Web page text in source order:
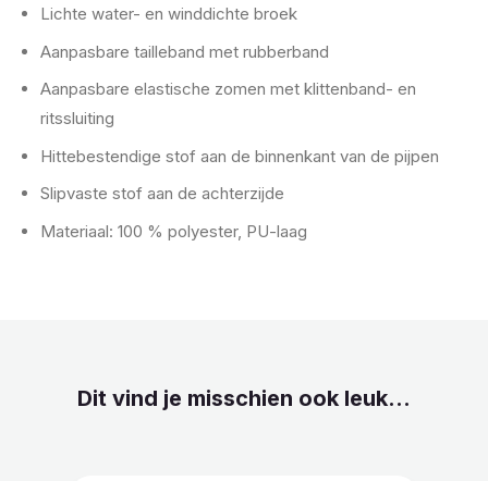
Lichte water- en winddichte broek
Aanpasbare tailleband met rubberband
Aanpasbare elastische zomen met klittenband- en
ritssluiting
Hittebestendige stof aan de binnenkant van de pijpen
Slipvaste stof aan de achterzijde
Materiaal: 100 % polyester, PU-laag
Dit vind je misschien ook leuk...